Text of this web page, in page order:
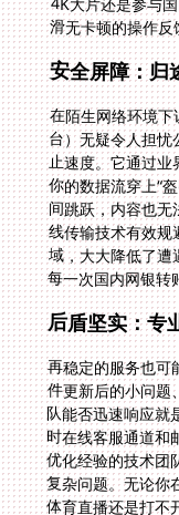
滑无卡顿的操作
安全屏障：归
在陌生网络环境
台）无疑令人担忧
止速度。它通过业
你的数据流穿上“
间跳跃，内容也无
线传输技术有效规
域，大大降低了遭
每一次国内网银转
后盾坚实：专
再稳定的服务也
件更新后的小问题
队能否迅速响应就
时在线客服通道和
优化经验的技术团
复杂问题。无论你
体育直播还是打不